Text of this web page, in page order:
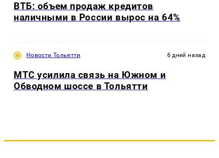
ВТБ: объем продаж кредитов
наличными в России вырос на 64%
Новости Тольятти 6 дней назад
МТС усилила связь на Южном и
Обводном шоссе в Тольятти